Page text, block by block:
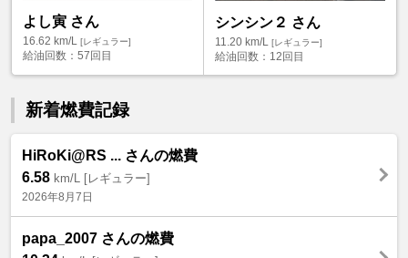
よし寅 さん
16.62 km/L [レギュラー]
給油回数： 57回目
シンシン２ さん
11.20 km/L [レギュラー]
給油回数： 12回目
新着燃費記録
HiRoKi@RS ... さんの燃費
6.58 km/L [レギュラー]
2026年8月7日
papa_2007 さんの燃費